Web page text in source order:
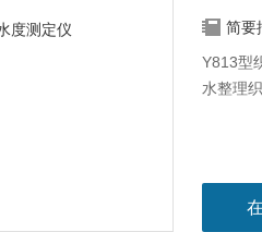
简要
Y813型
水整理